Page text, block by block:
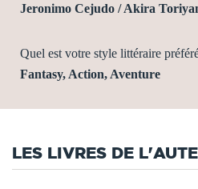
Jeronimo Cejudo / Akira
Quel est votre style littéraire
Fantasy, Action, Aventure
LES LIVRES DE